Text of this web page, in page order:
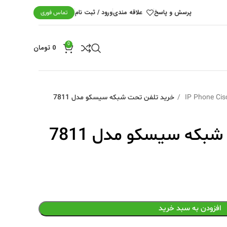
پرسش و پاسخ علاقه مندیورود / ثبت نام تماس فوری
0
0 تومان
IP Phone خرید تلفن تحت شبکه سیسکو مدل 7811
سیسکو مدل 7811
افزودن به سبد خرید